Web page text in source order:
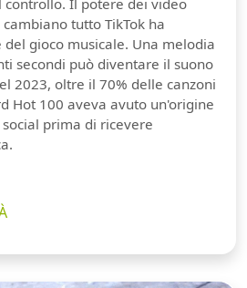
controllo. Il potere dei video
tutto TikTok ha
gioco musicale. Una melodia
secondi può diventare il suono
2023, oltre il 70% delle canzoni
Hot 100 aveva avuto un'origine
prima di ricevere